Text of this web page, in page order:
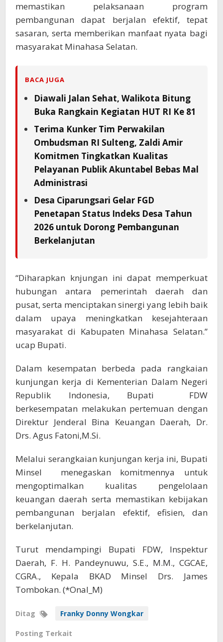
memastikan pelaksanaan program
pembangunan dapat berjalan efektif, tepat
sasaran, serta memberikan manfaat nyata bagi
masyarakat Minahasa Selatan.
BACA JUGA
Diawali Jalan Sehat, Walikota Bitung
Buka Rangkain Kegiatan HUT RI Ke 81
Terima Kunker Tim Perwakilan
Ombudsman RI Sulteng, Zaldi Amir
Komitmen Tingkatkan Kualitas
Pelayanan Publik Akuntabel Bebas Mal
Administrasi
Desa Ciparungsari Gelar FGD
Penetapan Status Indeks Desa Tahun
2026 untuk Dorong Pembangunan
Berkelanjutan
“Diharapkan knjungan ini dapat memperkuat
hubungan antara pemerintah daerah dan
pusat, serta menciptakan sinergi yang lebih baik
dalam upaya meningkatkan kesejahteraan
masyarakat di Kabupaten Minahasa Selatan.”
ucap Bupati.
Dalam kesempatan berbeda pada rangkaian
kunjungan kerja di Kementerian Dalam Negeri
Republik Indonesia, Bupati FDW
berkesempatan melakukan pertemuan dengan
Direktur Jenderal Bina Keuangan Daerah, Dr.
Drs. Agus Fatoni,M.Si.
Melalui serangkaian kunjungan kerja ini, Bupati
Minsel menegaskan komitmennya untuk
mengoptimalkan kualitas pengelolaan
keuangan daerah serta memastikan kebijakan
pembangunan berjalan efektif, efisien, dan
berkelanjutan.
Turut mendampingi Bupati FDW, Inspektur
Daerah, F. H. Pandeynuwu, S.E., M.M., CGCAE,
CGRA., Kepala BKAD Minsel Drs. James
Tombokan. (*Onal_M)
Ditag Franky Donny Wongkar
Posting Terkait